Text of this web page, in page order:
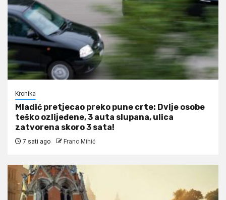
Kronika
Mladić pretjecao preko pune crte: Dvije osobe
teško ozlijeđene, 3 auta slupana, ulica
zatvorena skoro 3 sata!
7 sati ago Franc Mihić